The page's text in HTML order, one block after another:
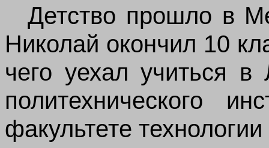
Детство прошло в
Николай окончил 10
чего уехал учиться в
политехнического
факультете